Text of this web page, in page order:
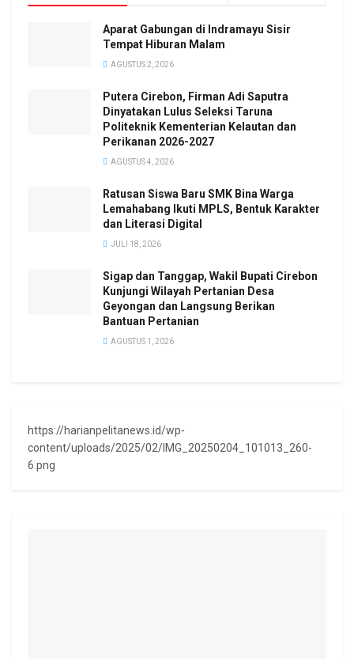
Aparat Gabungan di Indramayu Sisir
Tempat Hiburan Malam
AGUSTUS 2, 2026
Putera Cirebon, Firman Adi Saputra
Dinyatakan Lulus Seleksi Taruna
Politeknik Kementerian Kelautan dan
Perikanan 2026-2027
AGUSTUS 4, 2026
Ratusan Siswa Baru SMK Bina Warga
Lemahabang Ikuti MPLS, Bentuk Karakter
dan Literasi Digital
JULI 18, 2026
Sigap dan Tanggap, Wakil Bupati Cirebon
Kunjungi Wilayah Pertanian Desa
Geyongan dan Langsung Berikan
Bantuan Pertanian
AGUSTUS 1, 2026
https://harianpelitanews.id/wp-
content/uploads/2025/02/IMG_20250204_101013_260-
6.png